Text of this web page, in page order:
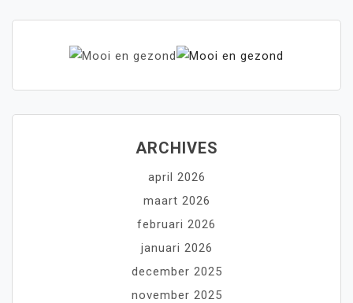
ARCHIVES
april 2026
maart 2026
februari 2026
januari 2026
december 2025
november 2025